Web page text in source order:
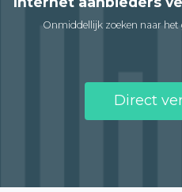
Onmiddellijk zoeken naar
Direct